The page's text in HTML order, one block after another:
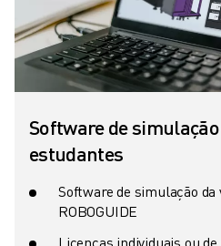
Software de simulação
estudantes
Software de simulação da
ROBOGUIDE
Licenças individuais ou